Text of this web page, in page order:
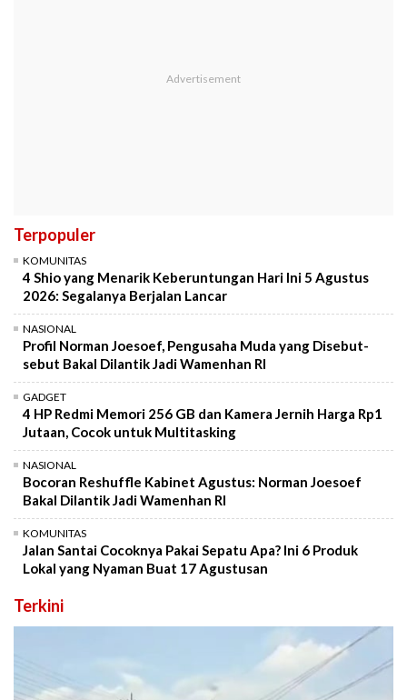
Terpopuler
KOMUNITAS
4 Shio yang Menarik Keberuntungan Hari Ini 5 Agustus
2026: Segalanya Berjalan Lancar
NASIONAL
Profil Norman Joesoef, Pengusaha Muda yang Disebut-
sebut Bakal Dilantik Jadi Wamenhan RI
GADGET
4 HP Redmi Memori 256 GB dan Kamera Jernih Harga Rp1
Jutaan, Cocok untuk Multitasking
NASIONAL
Bocoran Reshuffle Kabinet Agustus: Norman Joesoef
Bakal Dilantik Jadi Wamenhan RI
KOMUNITAS
Jalan Santai Cocoknya Pakai Sepatu Apa? Ini 6 Produk
Lokal yang Nyaman Buat 17 Agustusan
Terkini